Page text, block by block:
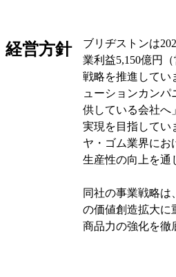
事業者、航空会社
「日本」「アジア
中近東・アフリカ
ぞれの地域特性
地域での現地生産
への迅速な対応を
事業セグメントは
業の3本柱で構成
ゴムクローラ、免
ではゴルフ用品や
経営方針
ブリヂストンは
業利益5,150億円
戦略を推進してい
ューションカン
供している会社へ
実現を目指してい
ヤ・ゴム業界にお
生産性の向上を通
同社の事業戦略は
の価値創造拡大に
商品力の強化を徹